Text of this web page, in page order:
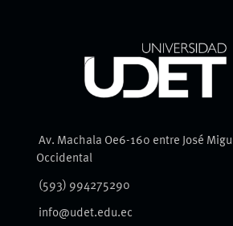
Av. Machala Oe6-160 entre José
Occidental
(593) 994275290
info@udet.edu.ec